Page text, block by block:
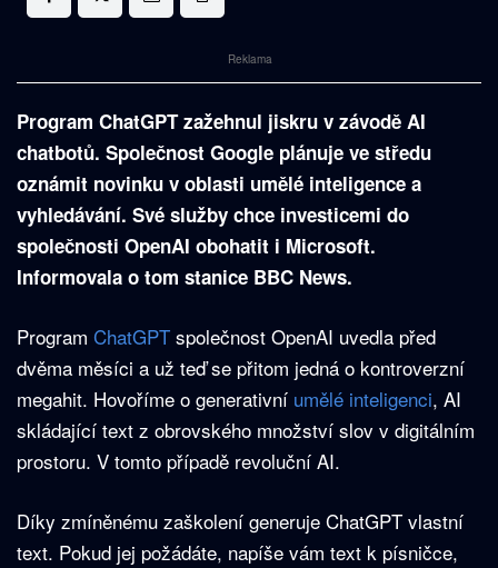
Reklama
Program ChatGPT zažehnul jiskru v závodě AI
chatbotů. Společnost Google plánuje ve středu
oznámit novinku v oblasti umělé inteligence a
vyhledávání. Své služby chce investicemi do
společnosti OpenAI obohatit i Microsoft.
Informovala o tom stanice BBC News.
Program ChatGPT společnost OpenAI uvedla před
dvěma měsíci a už teď se přitom jedná o kontroverzní
megahit. Hovoříme o generativní umělé inteligenci, AI
skládající text z obrovského množství slov v digitálním
prostoru. V tomto případě revoluční AI.
Díky zmíněnému zaškolení generuje ChatGPT vlastní
text. Pokud jej požádáte, napíše vám text k písničce,